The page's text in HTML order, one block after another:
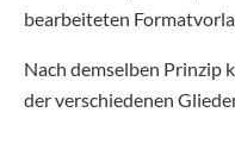
bearbeiteten
Nach demselben Prinzip
der verschiedenen